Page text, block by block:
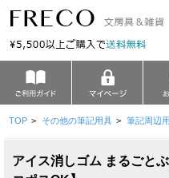
TOP > その他の筆記用具 > 筆記周辺
アイス消しゴム まるごと